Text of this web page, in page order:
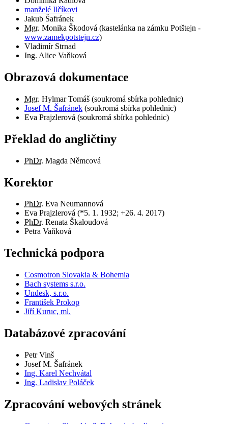
manželé Ilčíkovi
Jakub Šafránek
Mgr. Monika Škodová (kastelánka na zámku Potštejn -
www.zamekpotstejn.cz)
Vladimír Strnad
Ing. Alice Vaňková
Obrazová dokumentace
Mgr. Hylmar Tomáš (soukromá sbírka pohlednic)
Josef M. Šafránek (soukromá sbírka pohlednic)
Eva Prajzlerová (soukromá sbírka pohlednic)
Překlad do angličtiny
PhDr. Magda Němcová
Korektor
PhDr. Eva Neumannová
Eva Prajzlerová (*5. 1. 1932; +26. 4. 2017)
PhDr. Renata Škaloudová
Petra Vaňková
Technická podpora
Cosmotron Slovakia & Bohemia
Bach systems s.r.o.
Undesk, s.r.o.
František Prokop
Jiří Kuruc, ml.
Databázové zpracování
Petr Vinš
Josef M. Šafránek
Ing. Karel Nechvátal
Ing. Ladislav Poláček
Zpracování webových stránek